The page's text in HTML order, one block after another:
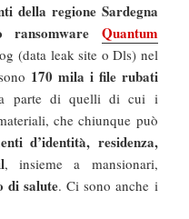
della regione Sardegna
ransomware Quantum
(data leak site o Dls) nel
170 mila i file rubati
parte di quelli di cui i
che chiunque può
d’identità, residenza,
, insieme a mansionari,
di salute. Ci sono anche i